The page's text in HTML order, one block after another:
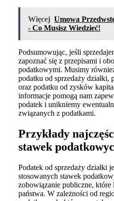
Więcej Umowa
- Co Musisz Wiedzieć!
Podsumowując, jeśli
zapoznać się z przepisami i
podatkowymi. Musimy
podatku od sprzedaży działki,
oraz podatku od zysków
informacje pomogą nam
podatek i unikniemy
związanych z podatkami.
Przykłady
stawek
Podatek od sprzedaży działki
stosowanych stawek
zobowiązanie publiczne,
państwa. W zależności od